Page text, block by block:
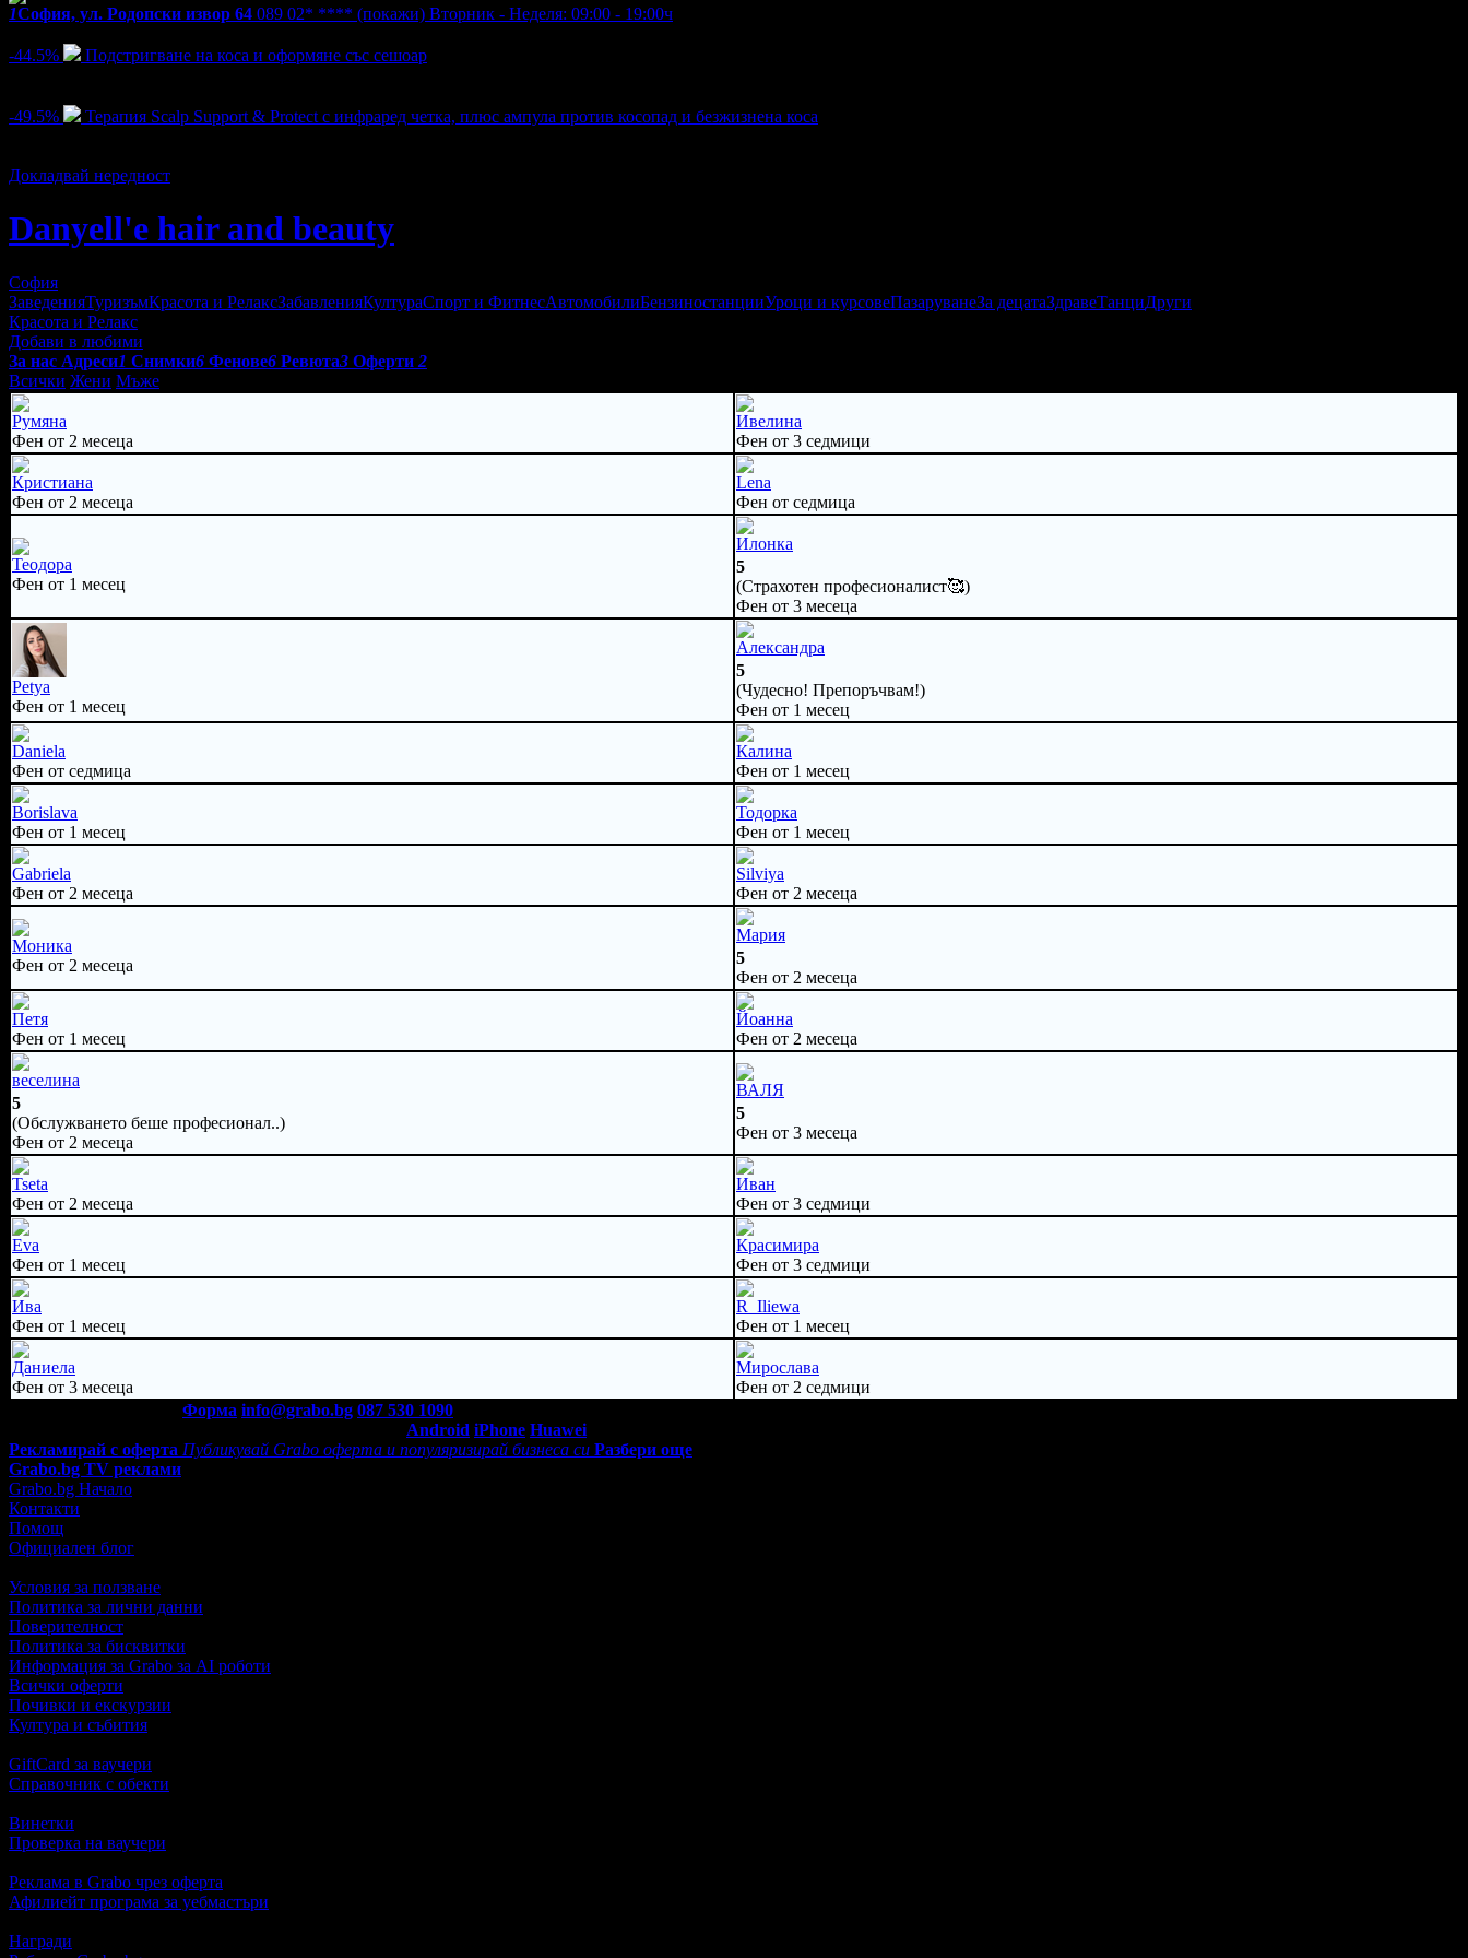
1София, ул. Родопски извор 64 089 02* **** (покажи) Вторник - Неделя: 09:00 - 19:00ч
-44.5%
Подстригване на коса и оформяне със сешоар
-49.5%
Терапия Scalp Support & Protect с инфраред четка, плюс ампула против косопад и безжизнена коса
Докладвай нередност
Danyell'e hair and beauty
София
ЗаведенияТуризъмКрасота и РелаксЗабавленияКултураСпорт и ФитнесАвтомобилиБензиностанцииУроци и курсовеПазаруванеЗа децатаЗдравеТанциДруги
Красота и Релакс
Добави в любими
За нас Адреси1 Снимки6 Фенове6 Ревюта3 Оферти 2
Всички Жени Мъже
Румяна
Фен от 2 месеца
Ивелина
Фен от 3 седмици
Кристиана
Фен от 2 месеца
Lena
Фен от седмица
Теодора
Фен от 1 месец
Илонка
5
(Страхотен професионалист🥰)
Фен от 3 месеца
Petya
Фен от 1 месец
Александра
5
(Чудесно! Препоръчвам!)
Фен от 1 месец
Daniela
Фен от седмица
Калина
Фен от 1 месец
Borislava
Фен от 1 месец
Тодорка
Фен от 1 месец
Gabriela
Фен от 2 месеца
Silviya
Фен от 2 месеца
Моника
Фен от 2 месеца
Мария
5
Фен от 2 месеца
Петя
Фен от 1 месец
Йоанна
Фен от 2 месеца
веселина
5
(Обслужването беше професионал..)
Фен от 2 месеца
ВАЛЯ
5
Фен от 3 месеца
Tseta
Фен от 2 месеца
Иван
Фен от 3 седмици
Eva
Фен от 1 месец
Красимира
Фен от 3 седмици
Ива
Фен от 1 месец
R_Iliewa
Фен от 1 месец
Даниела
Фен от 3 месеца
Мирослава
Фен от 2 седмици
Форма info@grabo.bg 087 530 1090
Android iPhone Huawei
Рекламирай с оферта Публикувай Grabo оферта и популяризирай бизнеса си Разбери още
Grabo.bg TV реклами
Grabo.bg Начало
Контакти
Помощ
Официален блог
Условия за ползване
Политика за лични данни
Поверителност
Политика за бисквитки
Информация за Grabo за AI роботи
Всички оферти
Почивки и екскурзии
Култура и събития
GiftCard за ваучери
Справочник с обекти
Винетки
Проверка на ваучери
Реклама в Grabo чрез оферта
Афилиейт програма за уебмастъри
Награди